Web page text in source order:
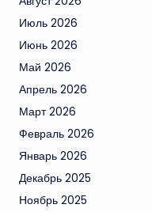
Июль 2026
Июнь 2026
Май 2026
Апрель 2026
Март 2026
Февраль 2026
Январь 2026
Декабрь 2025
Ноябрь 2025